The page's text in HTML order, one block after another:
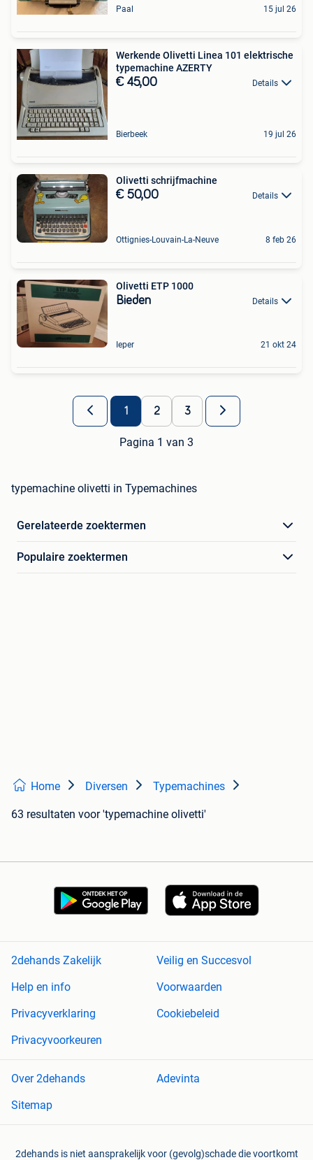
Paal 15 jul 26
Werkende Olivetti Linea 101 elektrische
typemachine AZERTY
€ 45,00 Details
Bierbeek 19 jul 26
Olivetti schrijfmachine
€ 50,00 Details
Ottignies-Louvain-La-Neuve 8 feb 26
Olivetti ETP 1000
Bieden Details
Ieper 21 okt 24
1 2 3
Pagina 1 van 3
typemachine olivetti in Typemachines
Gerelateerde zoektermen
Populaire zoektermen
Home Diversen Typemachines
63 resultaten voor 'typemachine olivetti'
2dehands Zakelijk
Veilig en Succesvol
Help en info
Voorwaarden
Privacyverklaring
Cookiebeleid
Privacyvoorkeuren
Over 2dehands
Adevinta
Sitemap
2dehands is niet aansprakelijk voor (gevolg)schade die voortkomt